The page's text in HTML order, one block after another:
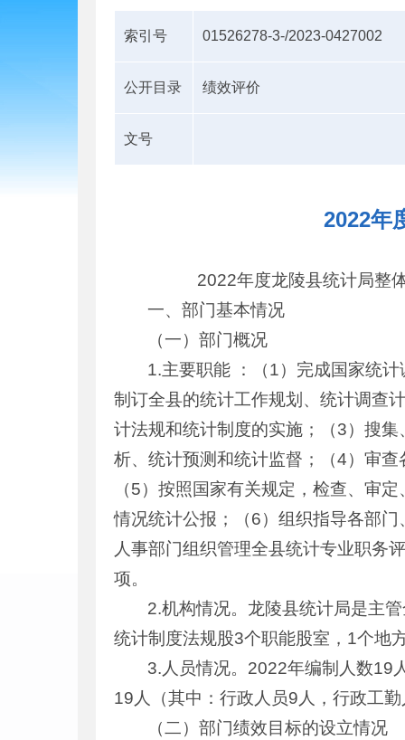
索引号 01526278-3-/2023-0427002
公开目录 绩效评价
文号
2022年
2022年度龙陵县统计局整体
一、部门基本情况
（一）部门概况
1.主要职能 ：（1）完成国家统
制订全县的统计工作规划、统计调查
计法规和统计制度的实施；（3）搜
析、统计预测和统计监督；（4）审
（5）按照国家有关规定，检查、审
情况统计公报；（6）组织指导各部
人事部门组织管理全县统计专业职务
项。
2.机构情况。龙陵县统计局是主
统计制度法规股3个职能股室，1个地
3.人员情况。2022年编制人数19
19人（其中：行政人员9人，行政工
（二）部门绩效目标的设立情况